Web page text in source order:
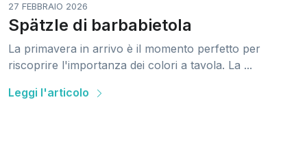
27 FEBBRAIO 2026
Spätzle di barbabietola
La primavera in arrivo è il momento perfetto per
riscoprire l'importanza dei colori a tavola. La ...
Leggi l'articolo